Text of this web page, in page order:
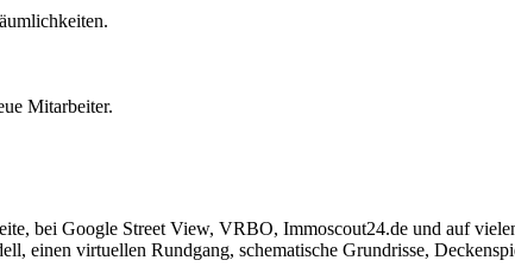
Mitarbeiter.
bei Google Street View, VRBO, Immoscout24.de und auf
einen virtuellen Rundgang, schematische Grundrisse,